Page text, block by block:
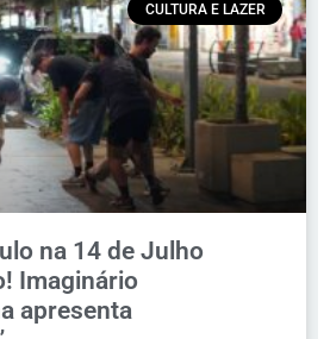
CULTURA E LAZER
na 14 de Julho
Imaginário
apresenta